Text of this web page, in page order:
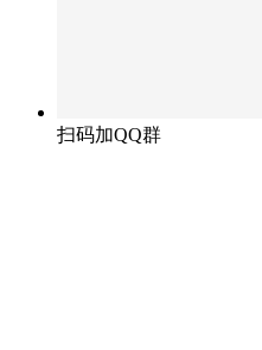
扫码加QQ群